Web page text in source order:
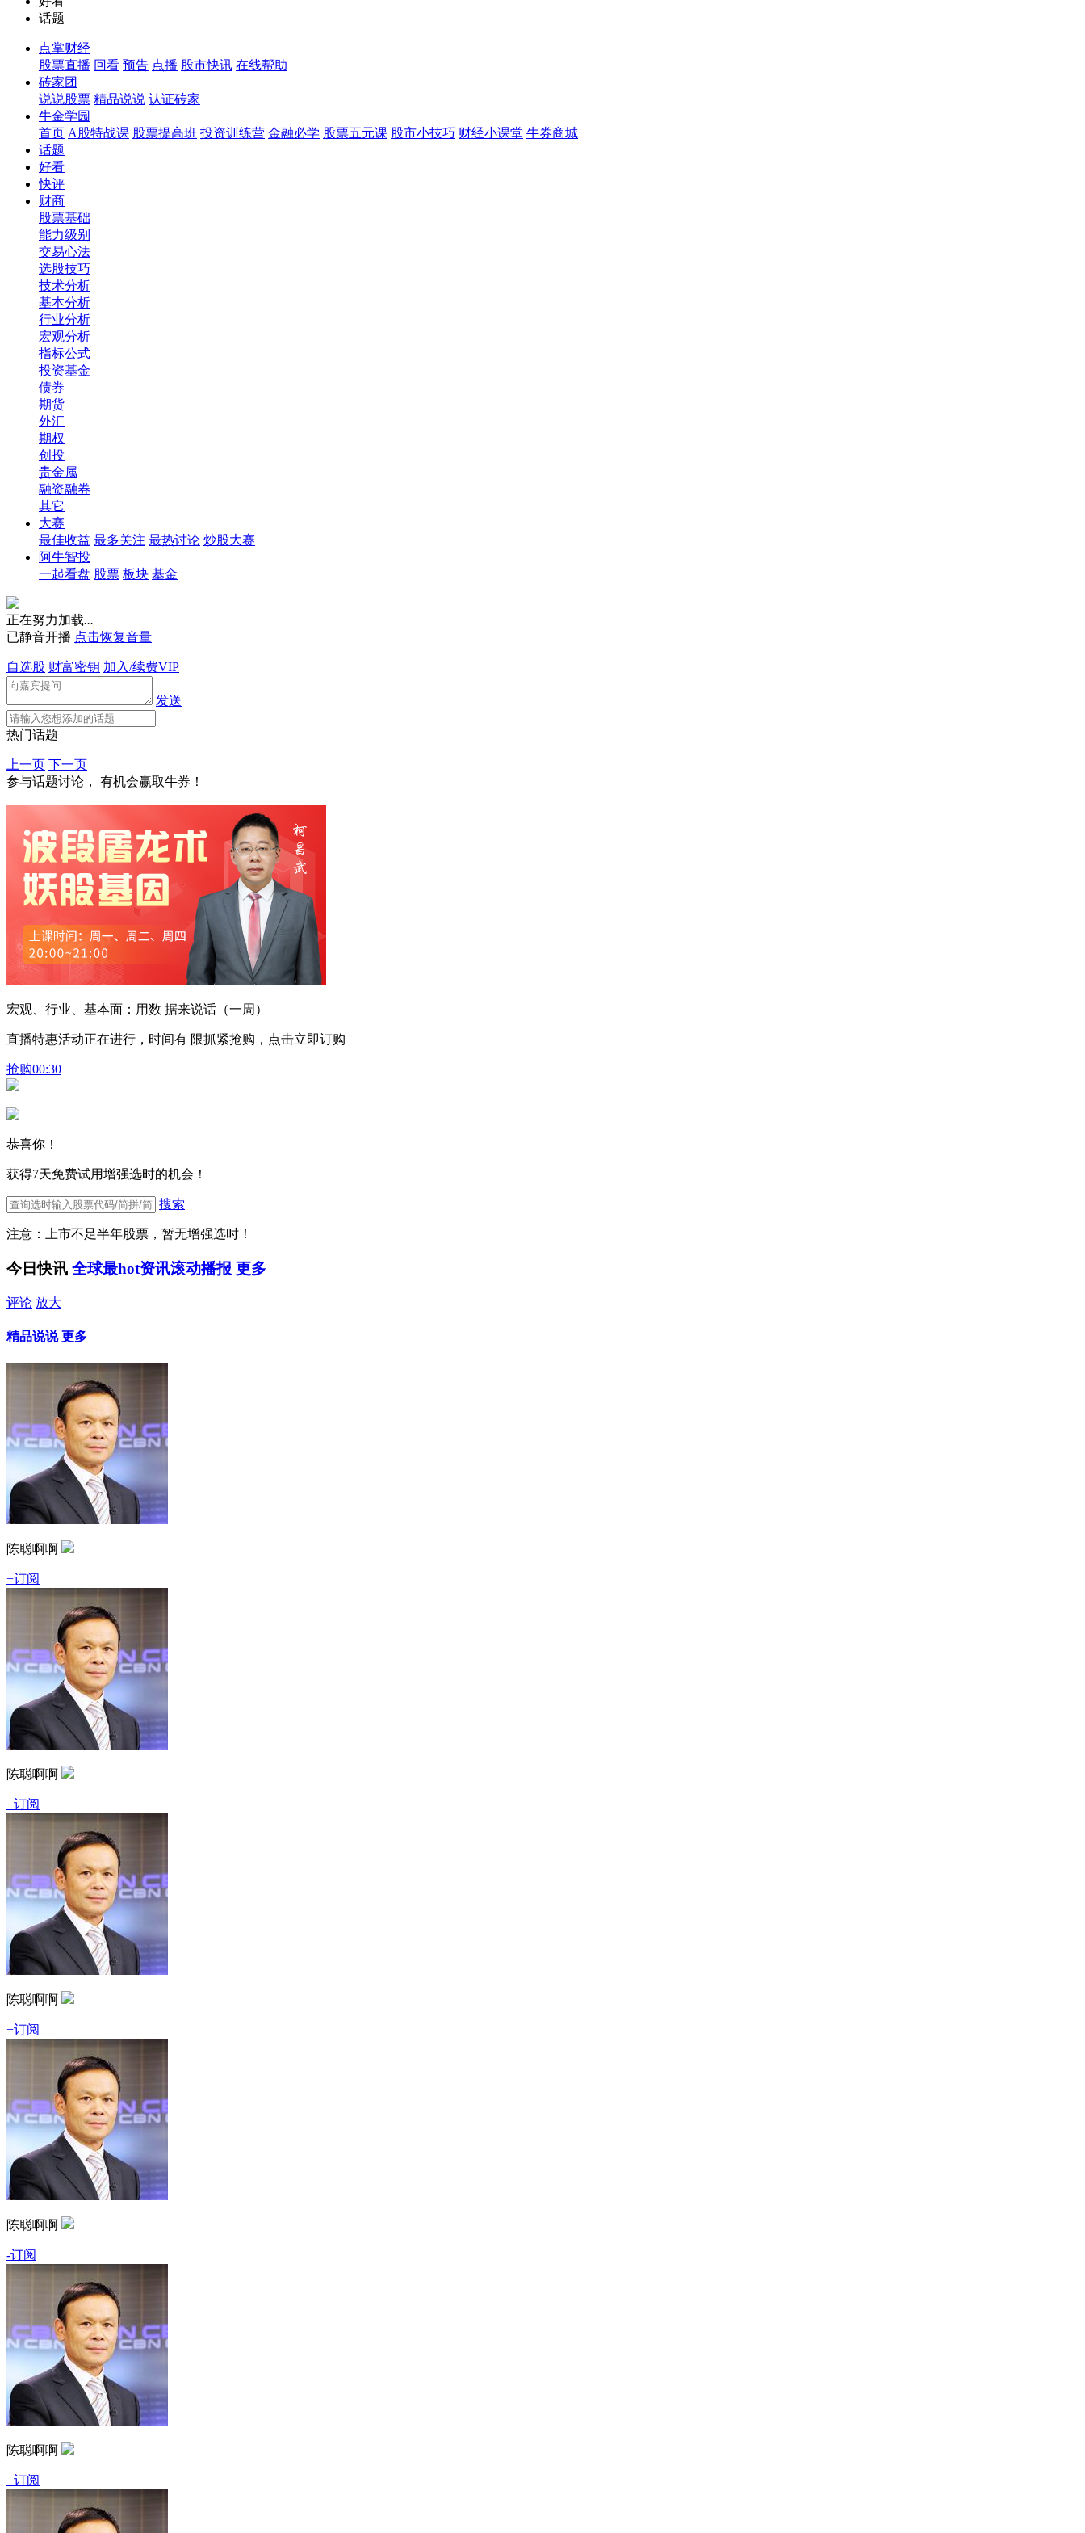
话题
点掌财经
股票直播 回看 预告 点播 股市快讯 在线帮助
砖家团
说说股票 精品说说 认证砖家
牛金学园
首页 A股特战课 股票提高班 投资训练营 金融必学 股票五元课 股市小技巧 财经小课堂 牛券商城
话题
好看
快评
财商
股票基础
能力级别
交易心法
选股技巧
技术分析
基本分析
行业分析
宏观分析
指标公式
投资基金
债券
期货
外汇
期权
创投
贵金属
融资融券
其它
大赛
最佳收益 最多关注 最热讨论 炒股大赛
阿牛智投
一起看盘 股票 板块 基金
正在努力加载...
已静音开播 点击恢复音量
自选股 财富密钥 加入/续费VIP
发送
热门话题
上一页 下一页
参与话题讨论， 有机会赢取牛券！
宏观、行业、基本面：用数 据来说话（一周）
直播特惠活动正在进行，时间有 限抓紧抢购，点击立即订购
抢购00:30
恭喜你！
获得7天免费试用增强选时的机会！
搜索
注意：上市不足半年股票，暂无增强选时！
今日快讯 全球最hot资讯滚动播报 更多
评论 放大
精品说说 更多
陈聪啊啊
+订阅
陈聪啊啊
+订阅
陈聪啊啊
+订阅
陈聪啊啊
-订阅
陈聪啊啊
+订阅